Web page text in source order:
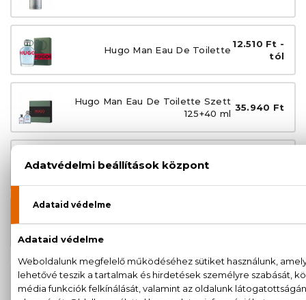
Hugo Man Eau De Toilette
12.510 Ft -
tól
Hugo Man Eau De Toilette Szett
125+40 ml
35.940 Ft
Hugo Man Klasszikus Eau De
Toilette
44.720 Ft
100% eredeti termékek, 14 napos visszaküldési
garanciával